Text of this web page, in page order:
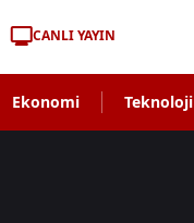
CANLI YAYIN
Ekonomi Teknoloji